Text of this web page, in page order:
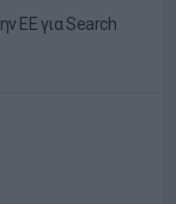
ΕΕ για Search